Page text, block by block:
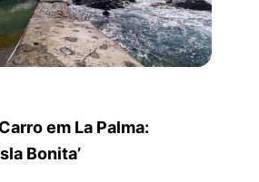
em La Palma:
Bonita’